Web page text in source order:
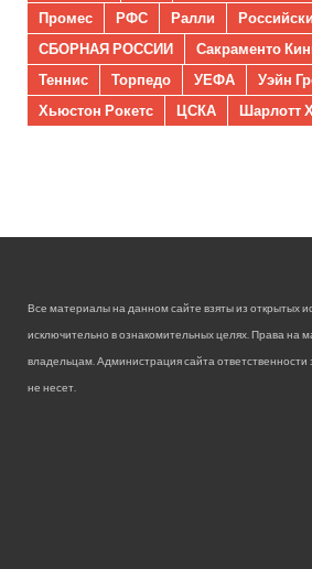
Промес
РФС Ралли
СБОРНАЯ РОССИИ
Сакраменто
Теннис
Торпедо УЕФА Уэйн
Хьюстон Рокетс
ЦСКА Шарлотт
Все материалы на данном сайте взяты из открытых
исключительно в ознакомительных целях. Права на
владельцам. Администрация сайта
не несет.